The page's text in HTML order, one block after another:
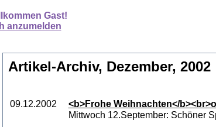
Gast!
anzumelden
Artikel-Archiv, Dezember, 2002
09.12.2002
<b>Frohe Weihnachten</
Mittwoch 12.September: Schöner